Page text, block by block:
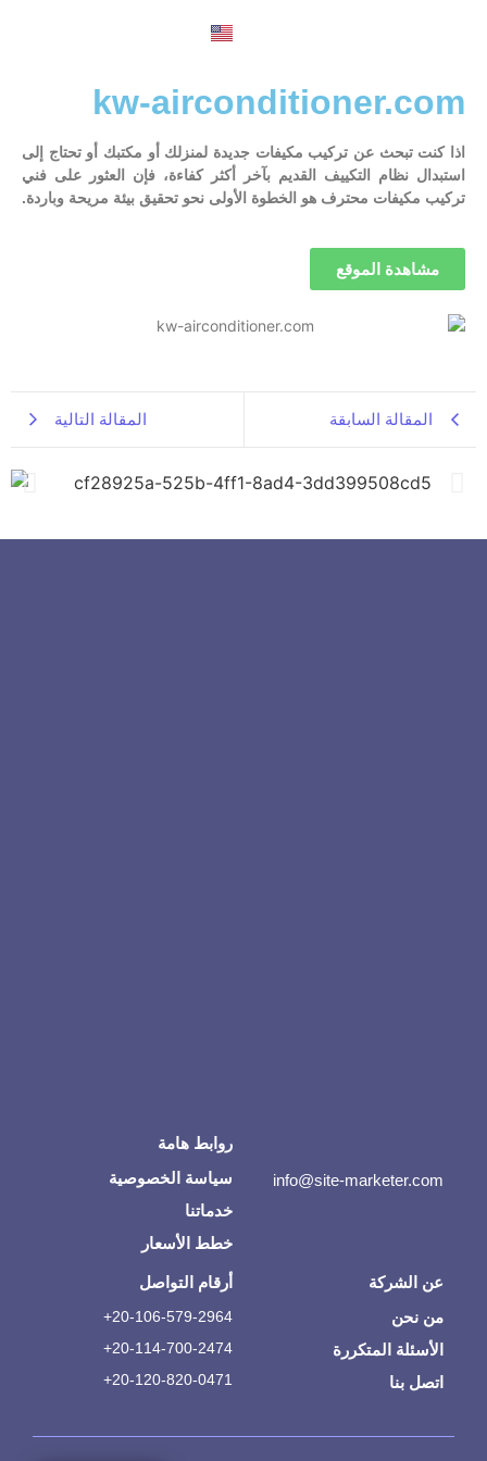
kw-airconditioner.com
اذا كنت تبحث عن تركيب مكيفات جديدة لمنزلك أو مكتبك أو تحتاج إلى
استبدال نظام التكييف القديم بآخر أكثر كفاءة، فإن العثور على فني
تركيب مكيفات محترف هو الخطوة الأولى نحو تحقيق بيئة مريحة وباردة.
مشاهدة الموقع
المقالة السابقة المقالة التالية
info@site-marketer.com
روابط هامة
سياسة الخصوصية
خدماتنا
خطط الأسعار
عن الشركة
من نحن
الأسئلة المتكررة
اتصل بنا
أرقام التواصل
20-106-579-2964+
20-114-700-2474+
20-120-820-0471+